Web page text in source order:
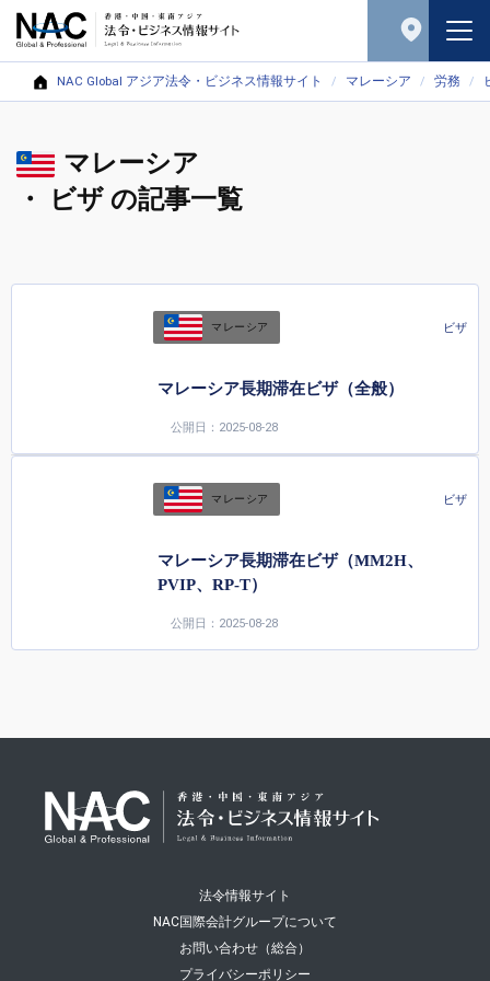
NAC Global アジア法令・ビジネス情報サイト マレーシア 労務
マレーシア
・ ビザ の記事一覧
マレーシア ビザ
マレーシア長期滞在ビザ（全般）
公開日：2025-08-28
マレーシア ビザ
マレーシア長期滞在ビザ（MM2H、
PVIP、RP-T）
公開日：2025-08-28
法令情報サイト
NAC国際会計グループについて
お問い合わせ（総合）
プライバシーポリシー